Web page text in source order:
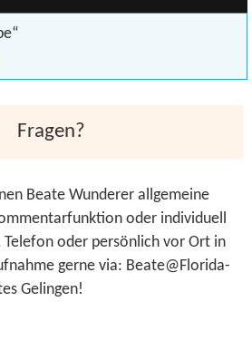
Fragen?
Beate Wunderer allgemeine
oder individuell
Telefon oder persönlich vor Ort in
gerne via: Beate@Florida-
Gelingen!